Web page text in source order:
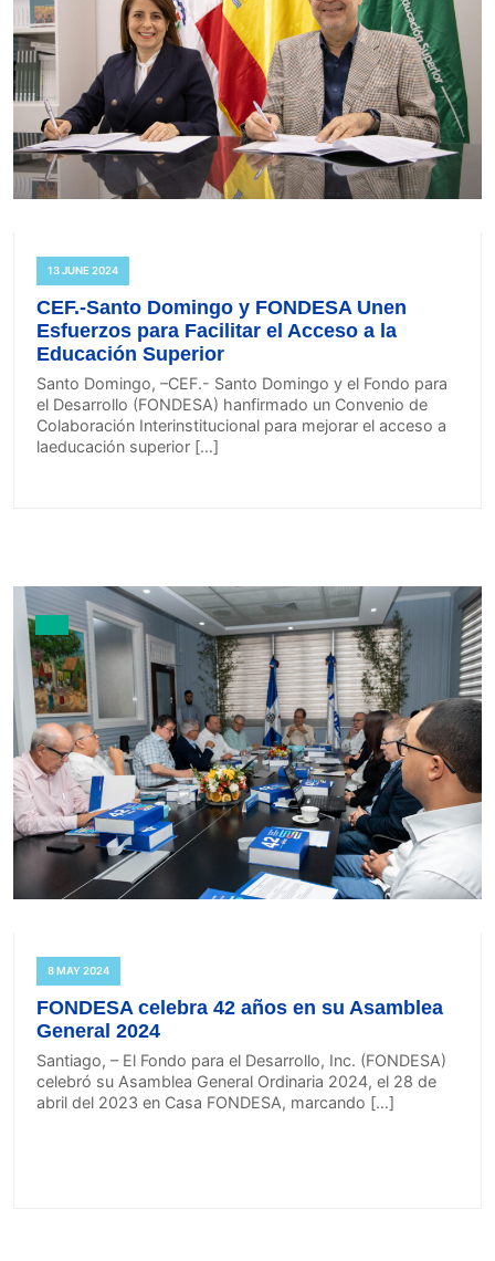
13 JUNE 2024
CEF.-Santo Domingo y FONDESA Unen
Esfuerzos para Facilitar el Acceso a la
Educación Superior
Santo Domingo, –CEF.- Santo Domingo y el Fondo para
el Desarrollo (FONDESA) hanfirmado un Convenio de
Colaboración Interinstitucional para mejorar el acceso a
laeducación superior […]
8 MAY 2024
FONDESA celebra 42 años en su Asamblea
General 2024
Santiago, – El Fondo para el Desarrollo, Inc. (FONDESA)
celebró su Asamblea General Ordinaria 2024, el 28 de
abril del 2023 en Casa FONDESA, marcando […]